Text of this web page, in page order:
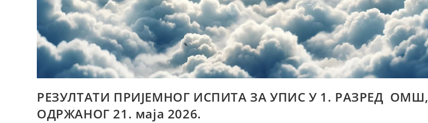
РЕЗУЛТАТИ ПРИЈЕМНОГ ИСПИТА ЗА УПИС У 1. РАЗРЕД ОМШ,
ОДРЖАНОГ 21. маја 2026.